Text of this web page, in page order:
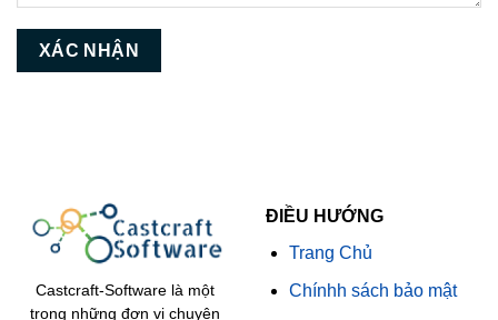
Castcraft-Software là một
trong những đơn vị chuyên
ĐIỀU HƯỚNG
Trang Chủ
Chínhh sách bảo mật